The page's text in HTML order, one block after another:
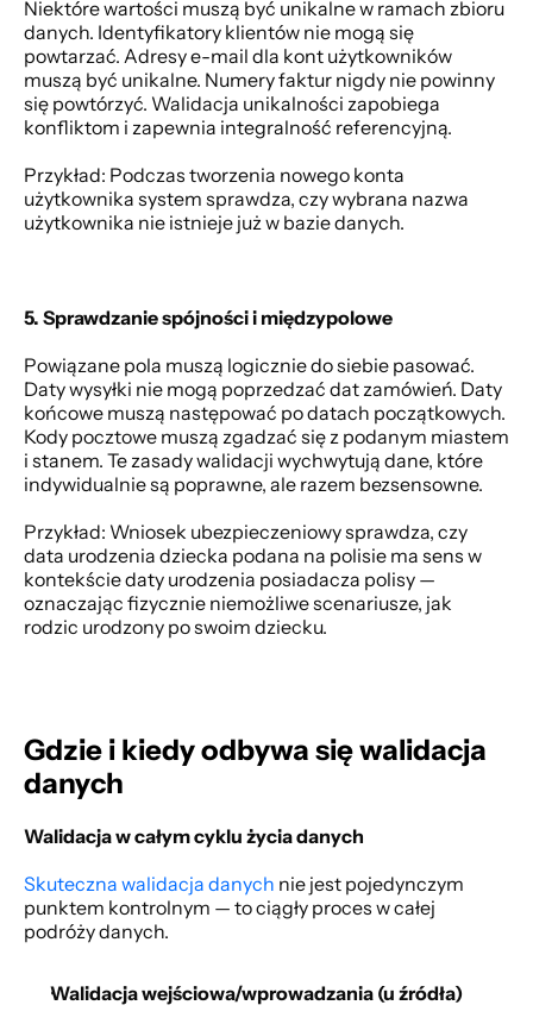
Niektóre wartości muszą być unikalne w ramach zbioru
danych. Identyfikatory klientów nie mogą się
powtarzać. Adresy e-mail dla kont użytkowników
muszą być unikalne. Numery faktur nigdy nie powinny
się powtórzyć. Walidacja unikalności zapobiega
konfliktom i zapewnia integralność referencyjną.
Przykład: Podczas tworzenia nowego konta
użytkownika system sprawdza, czy wybrana nazwa
użytkownika nie istnieje już w bazie danych.
5. Sprawdzanie spójności i międzypolowe
Powiązane pola muszą logicznie do siebie pasować.
Daty wysyłki nie mogą poprzedzać dat zamówień. Daty
końcowe muszą następować po datach początkowych.
Kody pocztowe muszą zgadzać się z podanym miastem
i stanem. Te zasady walidacji wychwytują dane, które
indywidualnie są poprawne, ale razem bezsensowne.
Przykład: Wniosek ubezpieczeniowy sprawdza, czy
data urodzenia dziecka podana na polisie ma sens w
kontekście daty urodzenia posiadacza polisy —
oznaczając fizycznie niemożliwe scenariusze, jak
rodzic urodzony po swoim dziecku.
Gdzie i kiedy odbywa się walidacja
danych
Walidacja w całym cyklu życia danych
Skuteczna walidacja danych nie jest pojedynczym
punktem kontrolnym — to ciągły proces w całej
podróży danych.
Walidacja wejściowa/wprowadzania (u źródła)